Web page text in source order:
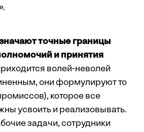
точные границы
и принятия
волей-неволей
они формулируют то
которое все
усвоить и реализовывать.
задачи, сотрудники